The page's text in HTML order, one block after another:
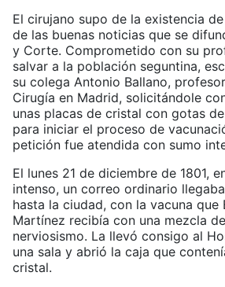
El cirujano supo de la existencia
de las buenas noticias que se
y Corte. Comprometido con su
salvar a la población seguntina,
su colega Antonio Ballano,
Cirugía en Madrid, solicitándole
unas placas de cristal con gotas
para iniciar el proceso de
petición fue atendida con sumo
El lunes 21 de diciembre de 1801,
intenso, un correo ordinario
hasta la ciudad, con la vacuna que
Martínez recibía con una mezcla
nerviosismo. La llevó consigo al
una sala y abrió la caja que
cristal.